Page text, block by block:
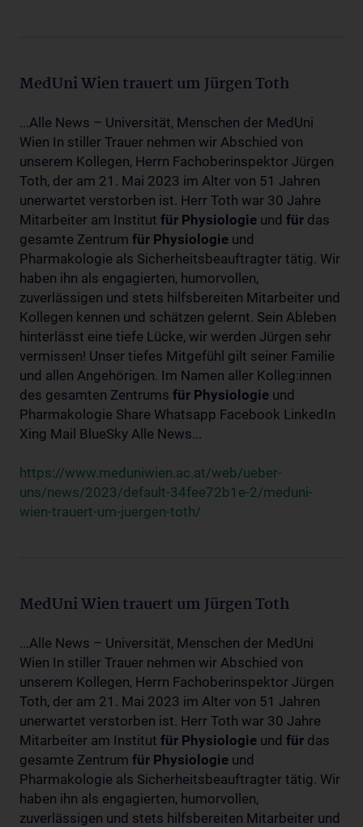
MedUni Wien trauert um Jürgen Toth
...Alle News – Universität, Menschen der MedUni
Wien In stiller Trauer nehmen wir Abschied von
unserem Kollegen, Herrn Fachoberinspektor Jürgen
Toth, der am 21. Mai 2023 im Alter von 51 Jahren
unerwartet verstorben ist. Herr Toth war 30 Jahre
Mitarbeiter am Institut für Physiologie und für das
gesamte Zentrum für Physiologie und
Pharmakologie als Sicherheitsbeauftragter tätig. Wir
haben ihn als engagierten, humorvollen,
zuverlässigen und stets hilfsbereiten Mitarbeiter und
Kollegen kennen und schätzen gelernt. Sein Ableben
hinterlässt eine tiefe Lücke, wir werden Jürgen sehr
vermissen! Unser tiefes Mitgefühl gilt seiner Familie
und allen Angehörigen. Im Namen aller Kolleg:innen
des gesamten Zentrums für Physiologie und
Pharmakologie Share Whatsapp Facebook LinkedIn
Xing Mail BlueSky Alle News...
https://www.meduniwien.ac.at/web/ueber-
uns/news/2023/default-34fee72b1e-2/meduni-
wien-trauert-um-juergen-toth/
MedUni Wien trauert um Jürgen Toth
...Alle News – Universität, Menschen der MedUni
Wien In stiller Trauer nehmen wir Abschied von
unserem Kollegen, Herrn Fachoberinspektor Jürgen
Toth, der am 21. Mai 2023 im Alter von 51 Jahren
unerwartet verstorben ist. Herr Toth war 30 Jahre
Mitarbeiter am Institut für Physiologie und für das
gesamte Zentrum für Physiologie und
Pharmakologie als Sicherheitsbeauftragter tätig. Wir
haben ihn als engagierten, humorvollen,
zuverlässigen und stets hilfsbereiten Mitarbeiter und